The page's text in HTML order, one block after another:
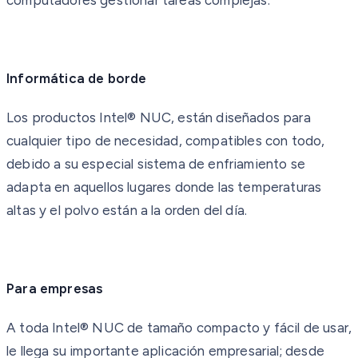
Informática de borde
Los productos Intel® NUC, están diseñados para
cualquier tipo de necesidad, compatibles con todo,
debido a su especial sistema de enfriamiento se
adapta en aquellos lugares donde las temperaturas
altas y el polvo están a la orden del día.
Para empresas
A toda Intel® NUC de tamaño compacto y fácil de usar,
le llega su importante aplicación empresarial; desde